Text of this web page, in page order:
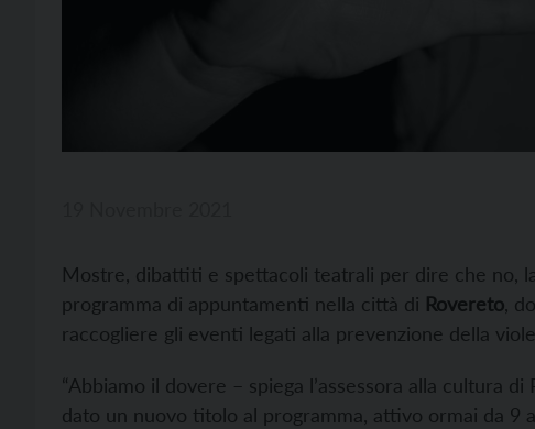
Mostre, dibattiti e spettacoli teatrali per dire che no,
programma di appuntamenti nella città di Rovereto ,
raccogliere gli eventi legati alla prevenzione della
“Abbiamo il dovere – spiega l’assessora alla cultura di
dato un nuovo titolo al programma, attivo ormai da 9